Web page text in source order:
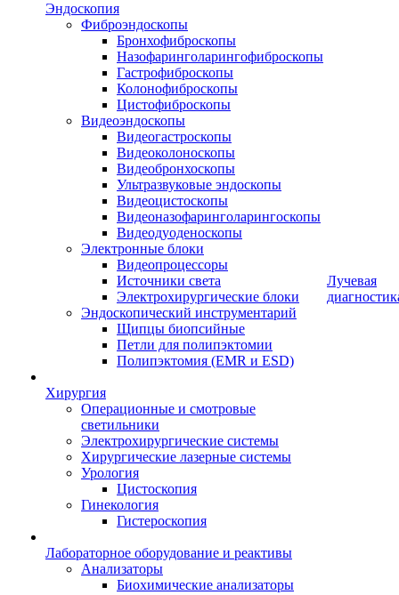
Эндоскопия
Фиброэндоскопы
Бронхофиброскопы
Назофаринголарингофиброскопы
Гастрофиброскопы
Колонофиброскопы
Цистофиброскопы
Видеоэндоскопы
Видеогастроскопы
Видеоколоноскопы
Видеобронхоскопы
Ультразвуковые эндоскопы
Видеоцистоскопы
Видеоназофаринголарингоскопы
Видеодуоденоскопы
Электронные блоки
Видеопроцессоры
Источники света
Электрохирургические блоки
Эндоскопический инструментарий
Щипцы биопсийные
Петли для полипэктомии
Полипэктомия (EMR и ESD)
Хирургия
Операционные и смотровые
светильники
Электрохирургические системы
Хирургические лазерные системы
Урология
Цистоскопия
Гинекология
Гистероскопия
Лабораторное оборудование и реактивы
Анализаторы
Биохимические анализаторы
Лучевая